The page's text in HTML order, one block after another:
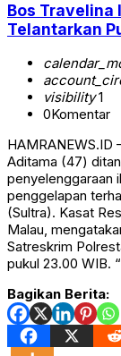
Bos Travelina
Telantarkan
visibility1
0Komentar
HAMRANEWS.ID
Aditama (47)
penyelenggaraan
penggelapan
(Sultra). Kasat
Malau,
Satreskrim
pukul 23.00 WIB.
Bagikan Berita: